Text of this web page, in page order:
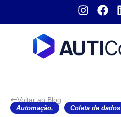
Voltar ao Blog
Automação, Coleta de dados